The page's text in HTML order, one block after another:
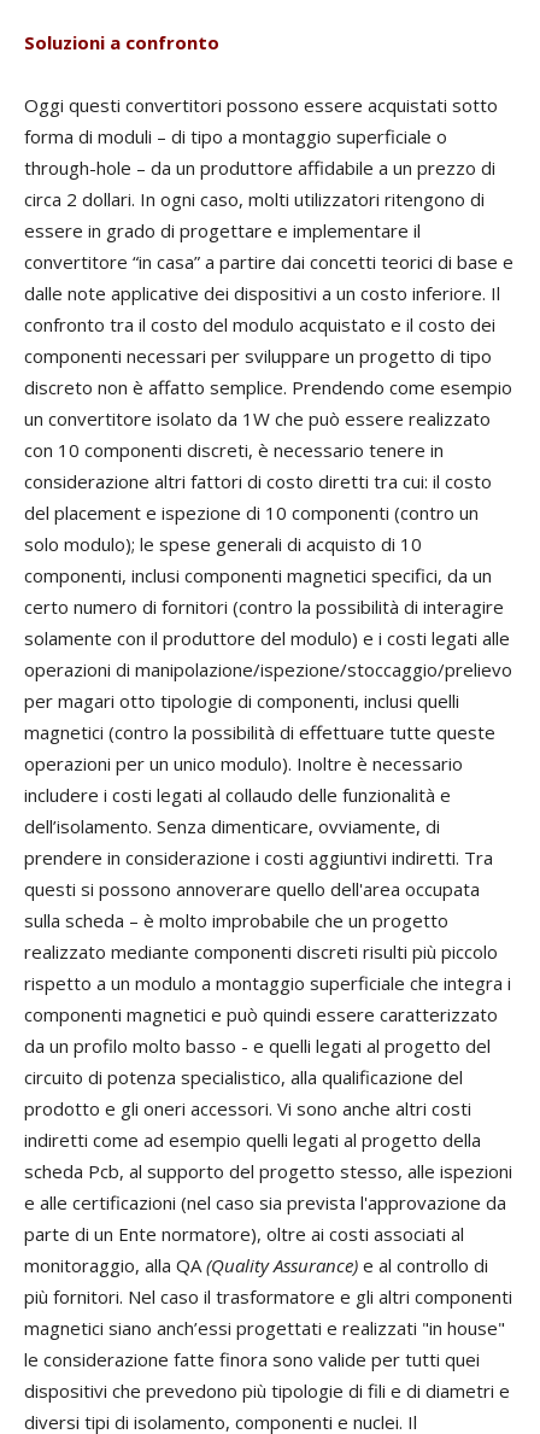
Soluzioni a confronto
Oggi questi convertitori possono essere acquistati sotto
forma di moduli – di tipo a montaggio superficiale o
through-hole – da un produttore affidabile a un prezzo di
circa 2 dollari. In ogni caso, molti utilizzatori ritengono di
essere in grado di progettare e implementare il
convertitore “in casa” a partire dai concetti teorici di base e
dalle note applicative dei dispositivi a un costo inferiore. Il
confronto tra il costo del modulo acquistato e il costo dei
componenti necessari per sviluppare un progetto di tipo
discreto non è affatto semplice. Prendendo come esempio
un convertitore isolato da 1W che può essere realizzato
con 10 componenti discreti, è necessario tenere in
considerazione altri fattori di costo diretti tra cui: il costo
del placement e ispezione di 10 componenti (contro un
solo modulo); le spese generali di acquisto di 10
componenti, inclusi componenti magnetici specifici, da un
certo numero di fornitori (contro la possibilità di interagire
solamente con il produttore del modulo) e i costi legati alle
operazioni di manipolazione/ispezione/stoccaggio/prelievo
per magari otto tipologie di componenti, inclusi quelli
magnetici (contro la possibilità di effettuare tutte queste
operazioni per un unico modulo). Inoltre è necessario
includere i costi legati al collaudo delle funzionalità e
dell’isolamento. Senza dimenticare, ovviamente, di
prendere in considerazione i costi aggiuntivi indiretti. Tra
questi si possono annoverare quello dell'area occupata
sulla scheda – è molto improbabile che un progetto
realizzato mediante componenti discreti risulti più piccolo
rispetto a un modulo a montaggio superficiale che integra i
componenti magnetici e può quindi essere caratterizzato
da un profilo molto basso - e quelli legati al progetto del
circuito di potenza specialistico, alla qualificazione del
prodotto e gli oneri accessori. Vi sono anche altri costi
indiretti come ad esempio quelli legati al progetto della
scheda Pcb, al supporto del progetto stesso, alle ispezioni
e alle certificazioni (nel caso sia prevista l'approvazione da
parte di un Ente normatore), oltre ai costi associati al
monitoraggio, alla QA(Quality Assurance) e al controllo di
più fornitori. Nel caso il trasformatore e gli altri componenti
magnetici siano anch’essi progettati e realizzati "in house"
le considerazione fatte finora sono valide per tutti quei
dispositivi che prevedono più tipologie di fili e di diametri e
diversi tipi di isolamento, componenti e nuclei. Il